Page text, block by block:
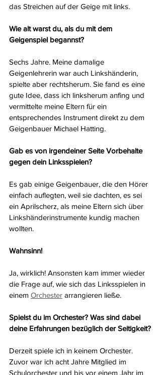
das Streichen auf der Geige mit links.
Wie alt warst du, als du mit dem
Geigenspiel begannst?
Sechs Jahre. Meine damalige
Geigenlehrerin war auch Linkshänderin,
spielte aber rechtsherum. Sie fand es eine
gute Idee, dass ich linksherum anfing und
vermittelte meine Eltern für ein
entsprechendes Instrument direkt zu dem
Geigenbauer Michael Hatting.
Gab es von irgendeiner Seite Vorbehalte
gegen dein Linksspielen?
Es gab einige Geigenbauer, die den Hörer
einfach auflegten, weil sie dachten, es sei
ein Aprilscherz, als meine Eltern sich über
Linkshänderinstrumente kundig machen
wollten.
Wahnsinn!
Ja, wirklich! Ansonsten kam immer wieder
die Frage auf, wie sich das Linksspielen in
einem Orchester arrangieren ließe.
Spielst du im Orchester? Was sind dabei
deine Erfahrungen bezüglich der Seitigkeit?
Derzeit spiele ich in keinem Orchester.
Zuvor war ich acht Jahre Mitglied im
Schulorchester und bis vor einem Jahr im